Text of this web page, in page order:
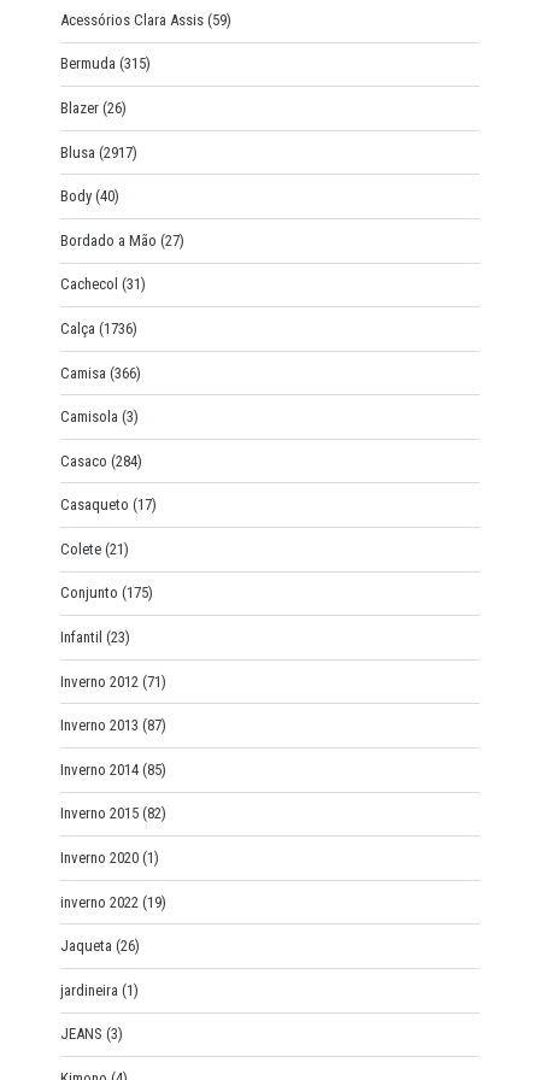
Acessórios Clara Assis (59)
Bermuda (315)
Blazer (26)
Blusa (2917)
Body (40)
Bordado a Mão (27)
Cachecol (31)
Calça (1736)
Camisa (366)
Camisola (3)
Casaco (284)
Casaqueto (17)
Colete (21)
Conjunto (175)
Infantil (23)
Inverno 2012 (71)
Inverno 2013 (87)
Inverno 2014 (85)
Inverno 2015 (82)
Inverno 2020 (1)
inverno 2022 (19)
Jaqueta (26)
jardineira (1)
JEANS (3)